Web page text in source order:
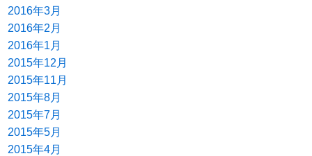
2016年3月
2016年2月
2016年1月
2015年12月
2015年11月
2015年8月
2015年7月
2015年5月
2015年4月